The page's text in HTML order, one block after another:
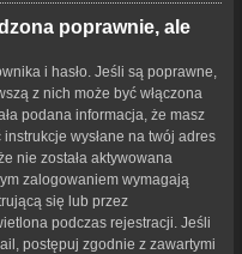
poprawnie, ale
i hasło. Jeśli są poprawne,
z nich może być włączona
podana informacja, że masz
wysłane na twój adres
nie została aktywowana
zalogowaniem wymagają
się lub przez
podczas rejestracji. Jeśli
postępuj zgodnie z zawartymi